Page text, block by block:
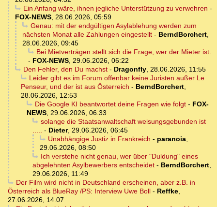
Ein Anfang wäre, ihnen jegliche Unterstützung zu verwehren -
FOX-NEWS, 28.06.2026, 05:59
Genau: mit der endgültigen Asylablehung werden zum
nächsten Monat alle Zahlungen eingestellt - BerndBorchert,
28.06.2026, 09:45
Bei Mietverträgen stellt sich die Frage, wer der Mieter ist.
- FOX-NEWS, 29.06.2026, 06:22
Den Fehler, den Du machst- Dragonfly, 28.06.2026, 11:55
Leider gibt es im Forum offenbar keine Juristen außer Le
Penseur, und der ist aus Österreich - BerndBorchert,
28.06.2026, 12:53
Die Google KI beantwortet deine Fragen wie folgt- FOX-
NEWS, 29.06.2026, 06:33
solange die Staatsanwaltschaft weisungsgebunden ist
..... - Dieter, 29.06.2026, 06:45
Unabhängige Justiz in Frankreich - paranoia,
29.06.2026, 08:50
Ich verstehe nicht genau, wer über "Duldung" eines
abgelehnten Asylbewerbers entscheidet - BerndBorchert,
29.06.2026, 11:49
Der Film wird nicht in Deutschland erscheinen, aber z.B. in
Österreich als BlueRay /PS: Interview Uwe Boll - Reffke,
27.06.2026, 14:07